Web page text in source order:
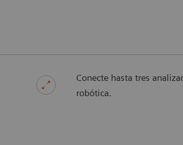
Conecte hasta tres
robótica.